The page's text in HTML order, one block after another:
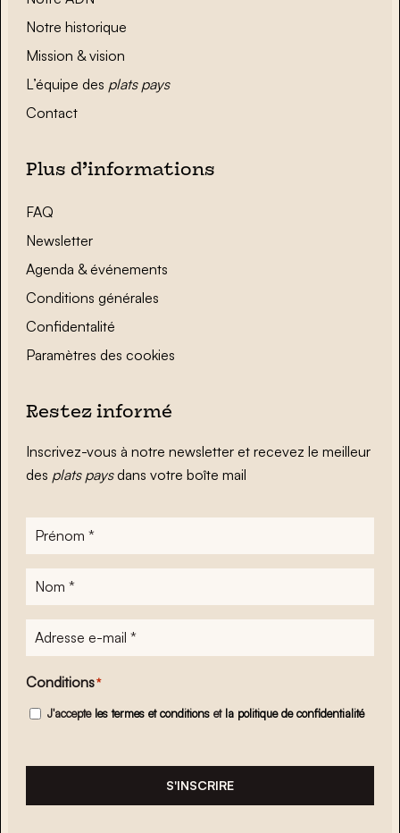
Notre historique
Mission & vision
L’équipe des plats pays
Contact
Plus d’informations
FAQ
Newsletter
Agenda & événements
Conditions générales
Confidentalité
Paramètres des cookies
Restez informé
Inscrivez-vous à notre newsletter et recevez le meilleur
des plats paysdans votre boîte mail
Prénom
Nom
Adresse
e-
mail*
Conditions*
J'accepte les termes et conditions et la politique de confidentialité
S'INSCRIRE